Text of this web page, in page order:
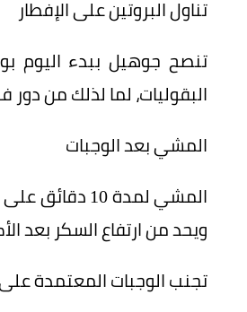
تناول البروتين على الإفطار
تنصح جوهيل ببدء اليوم
البقوليات، لما لذلك من
المشي بعد الوجبات
المشي لمدة
ويحد من ارتفاع السكر بعد
تجنب الوجبات المعتمدة